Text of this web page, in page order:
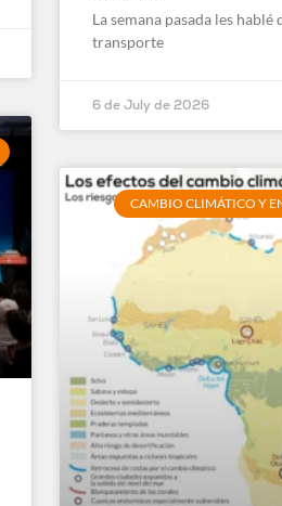
La semana pasada les
transporte
6 de July de 2026
CAMBIO CLIMÁTICO Y